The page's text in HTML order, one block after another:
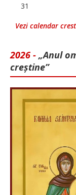
31
Vezi calendar
2026 - „Anul
creștine”